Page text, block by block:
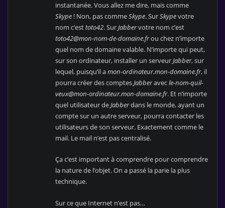
instantanée. Vous allez me dire, mais comme
Skype ! Non, pas commeSkype. SurSkypevotre
nom c’esttoto42. SurJabbervotre nom c’est
toto42@mon-nom-de-domaine.frou chez n’importe
quel nom de domaine valable. N’importe qui peut,
sur son ordinateur, installer un serveurJabber, sur
lequel, puisqu’il amon-ordinateur.mon-domaine.fr, il
pourra créer des comptesJabberavecle-nom-quil-
veux@mon-ordinateur.mon-domaine.fr. Et n’importe
quel utilisateur deJabberdans le monde, ayant un
compte sur un autre serveur, pourra contacter les
utilisateurs de son serveur. Exactement comme le
mail. Le mail n’est pas centralisé.
Ça c’est important à comprendre pour comprendre
la nature de l’objet. On a passé la parie la plus
technique.
Sur ce que Internet n’est pas…